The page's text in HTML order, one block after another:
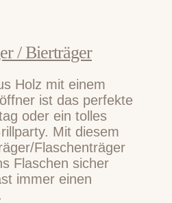
/ Bierträger
Holz mit einem
ist das perfekte
oder ein tolles
Mit diesem
Flaschenträger
Flaschen sicher
immer einen